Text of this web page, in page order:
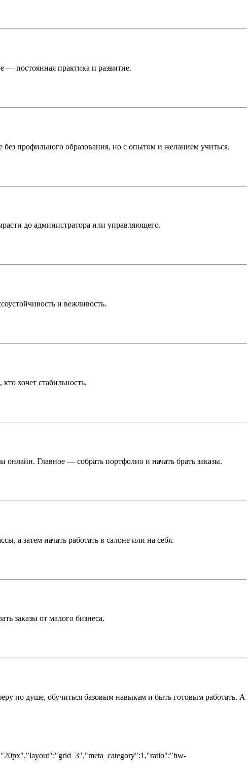
— постоянная практика и развитие.
профильного образования, но с опытом и желанием учиться.
до администратора или управляющего.
и вежливость.
хочет стабильность.
Главное — собрать портфолио и начать брать заказы.
а затем начать работать в салоне или на себя.
заказы от малого бизнеса.
по душе, обучиться базовым навыкам и быть готовым работать. А